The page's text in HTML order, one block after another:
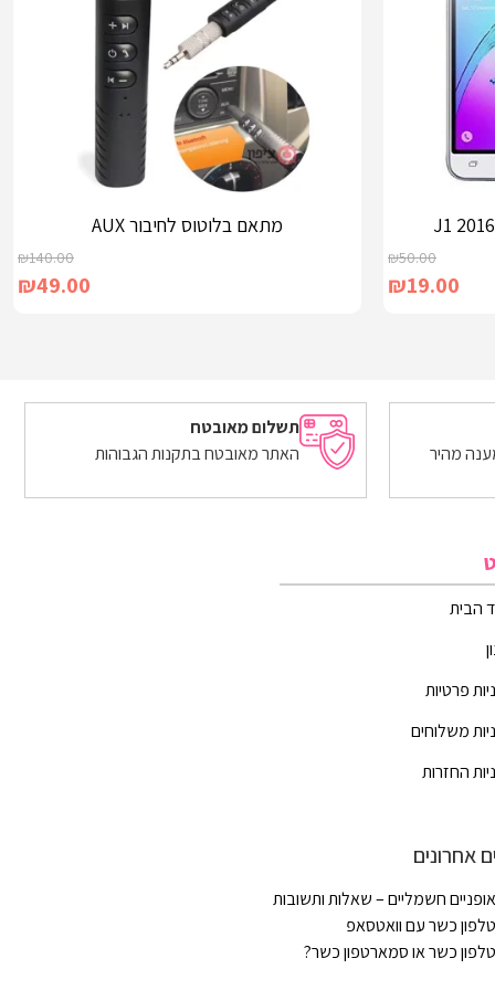
₪50.00
₪19.00
מתאם בלוטוס לחיבור AUX
₪140.00
₪49.00
הוספה לסל
מהיר
תשלום מאובטח
האתר מאובטח בתקנות הגבוהות
הבית
פרטיות
משלוחים
החזרות
אחרונים
אופניים חשמליים – שאלות ותשובות
טלפון כשר עם וואטסאפ
טלפון כשר או סמארטפון כשר?